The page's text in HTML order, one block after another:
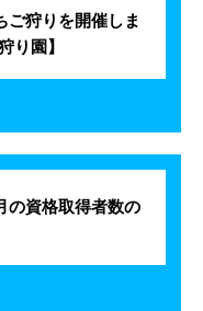
Entry
ご狩りを開催しま
り園】
の資格取得者数の